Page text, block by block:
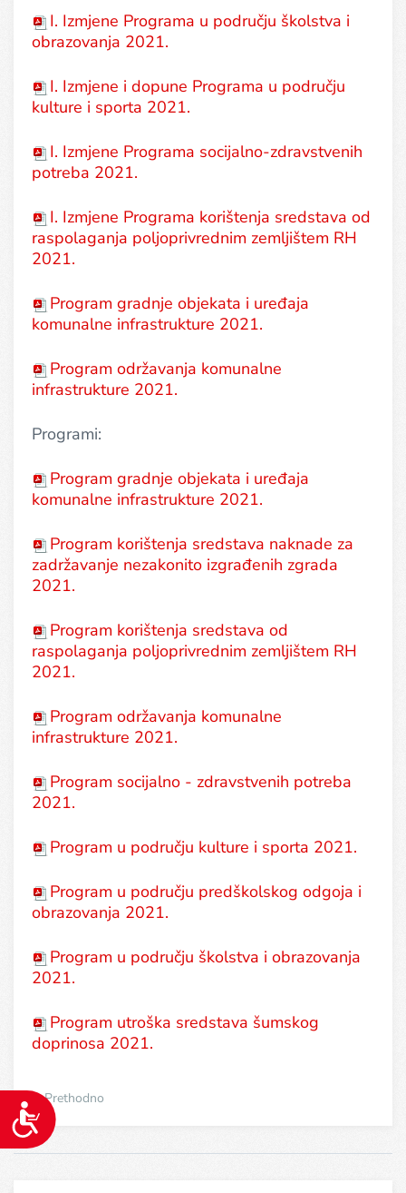
Pristupačnost
I. Izmjene Programa u području školstva i
obrazovanja 2021.
I. Izmjene i dopune Programa u području
kulture i sporta 2021.
I. Izmjene Programa socijalno-zdravstvenih
potreba 2021.
I. Izmjene Programa korištenja sredstava od
raspolaganja poljoprivrednim zemljištem RH
2021.
Program gradnje objekata i uređaja
komunalne infrastrukture 2021.
Program održavanja komunalne
infrastrukture 2021.
Programi:
Program gradnje objekata i uređaja
komunalne infrastrukture 2021.
Program korištenja sredstava naknade za
zadržavanje nezakonito izgrađenih zgrada
2021.
Program korištenja sredstava od
raspolaganja poljoprivrednim zemljištem RH
2021.
Program održavanja komunalne
infrastrukture 2021.
Program socijalno - zdravstvenih potreba
2021.
Program u području kulture i sporta 2021.
Program u području predškolskog odgoja i
obrazovanja 2021.
Program u području školstva i obrazovanja
2021.
Program utroška sredstava šumskog
doprinosa 2021.
Prethodno